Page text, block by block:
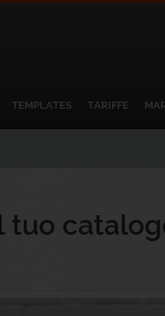
TEMPLATES TARIFFE
tuo
in qualunque